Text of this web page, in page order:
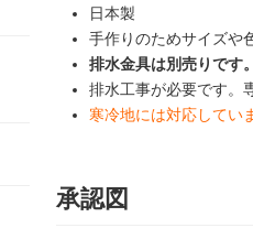
日本製
手作りのためサイズや
排水金具は別売りです
排水工事が必要です。
寒冷地には対応してい
承認図